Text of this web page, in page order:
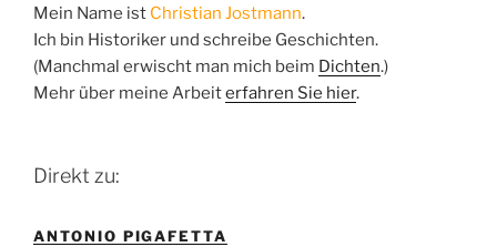
Mein Name ist Christian Jostmann.
Ich bin Historiker und schreibe Geschichten.
(Manchmal erwischt man mich beim Dichten.)
Mehr über meine Arbeiterfahren Sie hier.
Direkt zu:
ANTONIO PIGAFETTA